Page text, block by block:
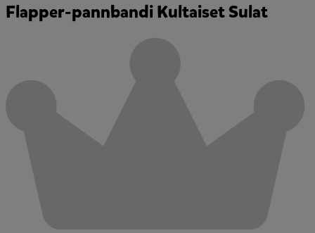
Flapper-pannbandi Kultaiset Sulat